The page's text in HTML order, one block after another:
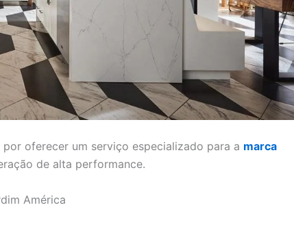
oferecer um serviço especializado para a marca
de alta performance.
América